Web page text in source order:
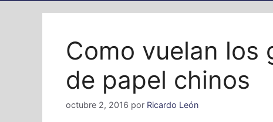
Como vuelan los
de papel chinos
octubre 2, 2016 por Ricardo León